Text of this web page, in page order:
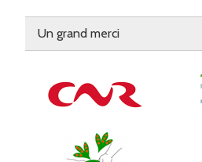
Un grand merci